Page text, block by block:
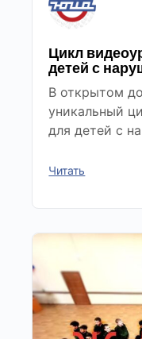
Цикл
детей с
В открытом
уникальный
для детей с
Читать